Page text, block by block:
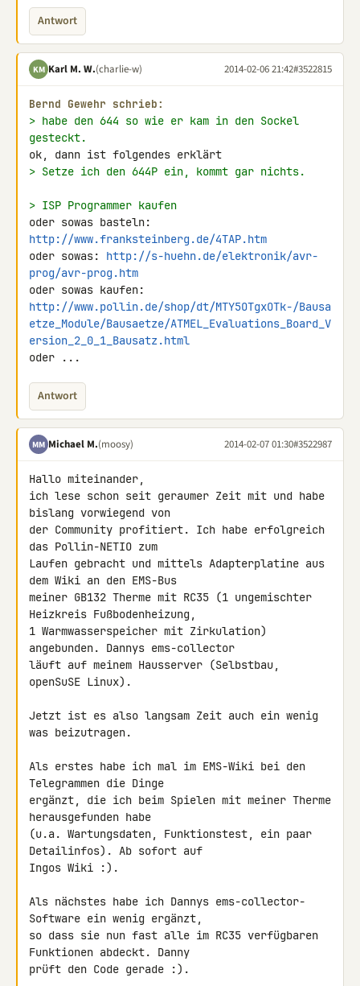
Antwort
KM Karl M. W.(charlie-w) 2014-02-06 21:42#3522815
Bernd Gewehr schrieb:
> habe den 644 so wie er kam in den Sockel
gesteckt.
> Setze ich den 644P ein, kommt gar nichts.
> ISP Programmer kaufen
http://www.franksteinberg.de/4TAP.htm
oder sowas: http://s-huehn.de/elektronik/avr-
prog/avr-prog.htm
http://www.pollin.de/shop/dt/MTY5OTgxOTk-/Bausa
etze_Module/Bausaetze/ATMEL_Evaluations_Board_V
ersion_2_0_1_Bausatz.html
oder ...
Antwort
MM Michael M.(moosy) 2014-02-07 01:30#3522987
Hallo miteinander,
ich lese schon seit geraumer Zeit mit und habe
bislang vorwiegend von
der Community profitiert. Ich habe erfolgreich
das Pollin-NETIO zum
Laufen gebracht und mittels Adapterplatine aus
dem Wiki an den EMS-Bus
meiner GB132 Therme mit RC35 (1 ungemischter
Heizkreis Fußbodenheizung,
1 Warmwasserspeicher mit Zirkulation)
angebunden. Dannys ems-collector
läuft auf meinem Hausserver (Selbstbau,
openSuSE Linux).
Jetzt ist es also langsam Zeit auch ein wenig
was beizutragen.
Als erstes habe ich mal im EMS-Wiki bei den
Telegrammen die Dinge
ergänzt, die ich beim Spielen mit meiner Therme
herausgefunden habe
(u.a. Wartungsdaten, Funktionstest, ein paar
Detailinfos). Ab sofort auf
Ingos Wiki :).
Als nächstes habe ich Dannys ems-collector-
Software ein wenig ergänzt,
so dass sie nun fast alle im RC35 verfügbaren
Funktionen abdeckt. Danny
prüft den Code gerade :).